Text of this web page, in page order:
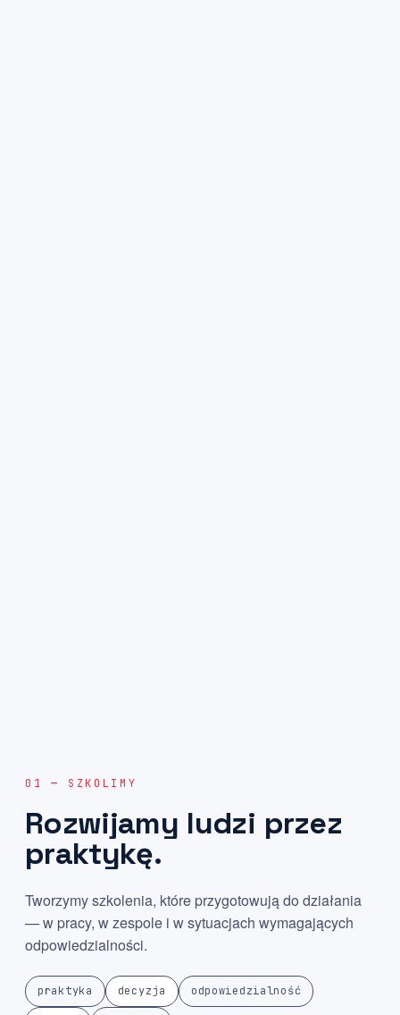
01 — SZKOLIMY
Rozwijamy ludzi przez
praktykę.
Tworzymy szkolenia, które przygotowują do działania
— w pracy, w zespole i w sytuacjach wymagających
odpowiedzialności.
praktyka decyzja odpowiedzialność